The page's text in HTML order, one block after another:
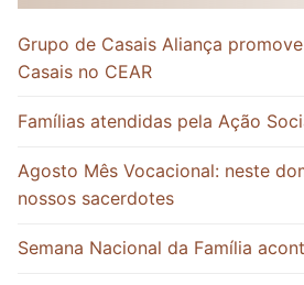
Grupo de Casais Aliança
Casais no CEAR
Famílias atendidas pela Ação
Agosto Mês Vocacional: neste
nossos sacerdotes
Semana Nacional da Família